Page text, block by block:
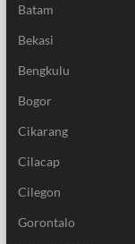
Batam
Bekasi
Bengkulu
Bogor
Cikarang
Cilacap
Cilegon
Gorontalo